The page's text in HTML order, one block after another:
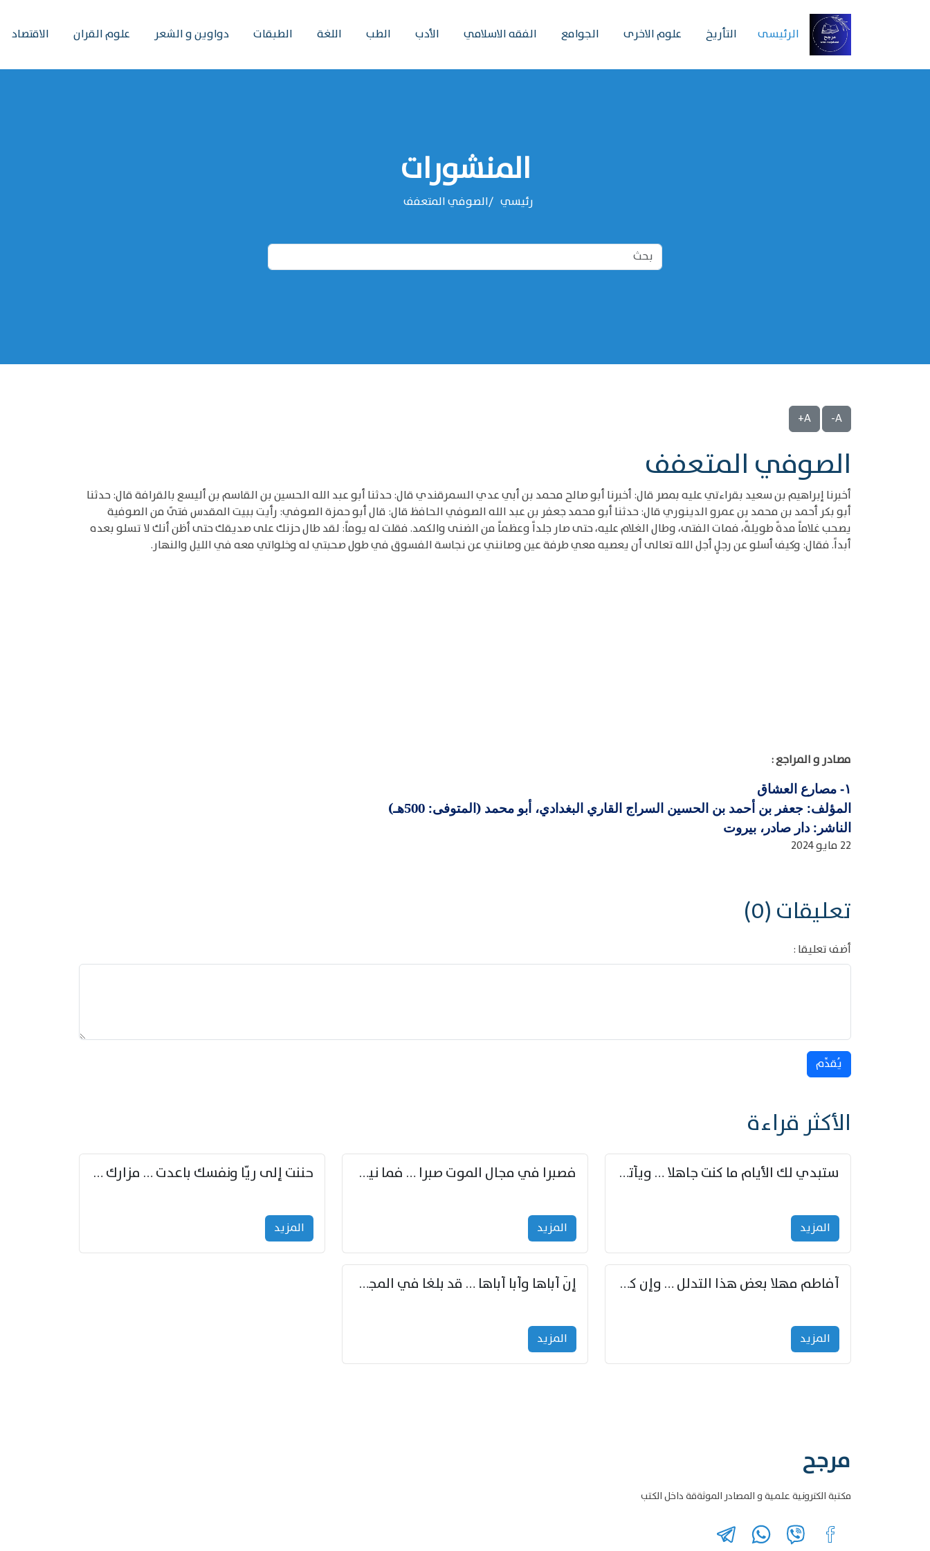
الرئیسی التأريخ علوم الاخرى الجوامع الفقه الاسلامي الأدب الطب اللغة الطبقات دواوين و الشعر علوم القران الاقتصاد
المنشورات
رئيسي الصوفي المتعفف
A-
A+
الصوفي المتعفف
أخبرنا إبراهيم بن سعيد بقراءتي عليه بمصر قال: أخبرنا أبو صالح محمد بن أبي عدي السمرقندي قال: حدثنا أبو عبد الله الحسين بن القاسم بن أليسع بالقرافة قال: حدثنا
أبو بكر أحمد بن محمد بن عمرو الدينوري قال: حدثنا أبو محمد جعفر بن عبد الله الصوفي الحافظ قال: قال أبو حمزة الصوفي: رأيت ببيت المقدس فتىً من الصوفية
يصحب غلاماً مدةً طويلةً، فمات الفتى، وطال الغلام عليه، حتى صار جلداً وعظماً من الضنى والكمد. فقلت له يوماً: لقد طال حزنك على صديقك حتى أظن أنك لا تسلو بعده
أبداً. فقال: وكيف أسلو عن رجلٍ أجل الله تعالى أن يعصيه معي طرفة عين وصانني عن نجاسة الفسوق في طول صحبتي له وخلواتي معه في الليل والنهار.
مصادر و المراجع :
١-
مصارع العشاق
المؤلف: جعفر بن أحمد بن الحسين السراج القاري البغدادي، أبو محمد (المتوفى: 500هـ)
الناشر: دار صادر، بيروت
22 مايو 2024
تعليقات (0)
أضف تعليقا :
يُقدِّم
الأكثر قراءة
ستبدي لك الأيام ما كنت جاهلا … ويأتيك بالأخبار من لم تزوّد
المزید
فصبرا في مجال الموت صبرا … فما نيل الخلود بمستطاع
المزید
حننت إلى ريّا ونفسك باعدت … مزارك من ريّا وشعباكما معا
المزید
أفاطم مهلا بعض هذا التدلل … وإن كنت قد أزمعت صرمي فأجملي
المزید
إنّ أباها وأبا أباها … قد بلغا في المجد غايتاها
المزید
مرجح
مكتبة الكترونية علمية و المصادر الموثةقة داخل الكتب